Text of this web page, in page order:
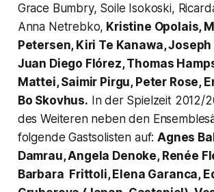
Grace Bumbry, Soile Isokoski,
Anna Netrebko, Kristine Opolais,
Petersen, Kiri Te Kanawa,
Juan Diego Flórez, Thomas
Mattei, Saimir Pirgu, Peter Rose,
Bo Skovhus. In der Spielzeit 2012/
des Weiteren neben den
folgende Gastsolisten auf:Agnes
Damrau, Angela Denoke, Renée
Barbara Frittoli, Elena Garanca,